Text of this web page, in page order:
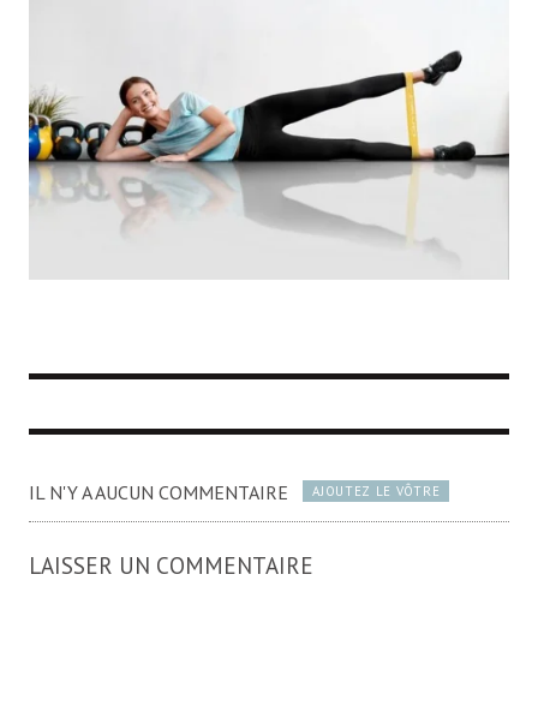
IL N'Y A AUCUN COMMENTAIRE AJOUTEZ LE VÔTRE
LAISSER UN COMMENTAIRE